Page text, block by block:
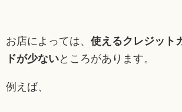
お店によっては、 使えるクレジット
ドが少ないところがあります。
例えば、